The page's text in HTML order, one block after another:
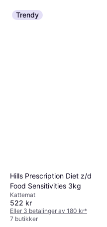
Trendy
Hills Prescription Diet z/d
Food Sensitivities 3kg
Kattemat
522 kr
Eller 3 betalinger av 180 kr*
7 butikker